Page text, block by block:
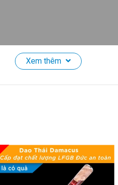
bẩn và vi khuẩn phát tán ra ngoài,
biến hồng ngoại, cảm biến chạm,
Xem thêm